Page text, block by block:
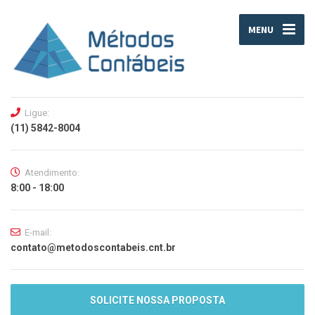
MENU
Ligue:
(11) 5842-8004
Atendimento:
8:00 - 18:00
E-mail:
contato@metodoscontabeis.cnt.br
SOLICITE NOSSA PROPOSTA